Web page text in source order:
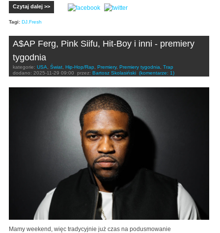
Czytaj dalej >>
Tagi: DJ.Fresh
A$AP Ferg, Pink Siifu, Hit-Boy i inni - premiery
tygodnia
kategorie: USA Świat Hip-Hop/Rap Premiery, Premiery tygodnia
Trap
dodano: 2025-11-29 09:00 przez: Bartosz Skolasiński (komentarze: 1)
Mamy weekend, więc tradycyjnie już czas na podusmowanie